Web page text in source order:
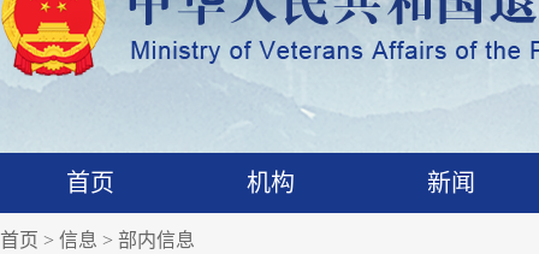
首页 机构 新闻
首页 > 信息 > 部内信息